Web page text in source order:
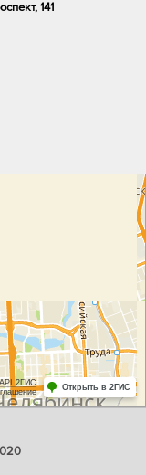
141